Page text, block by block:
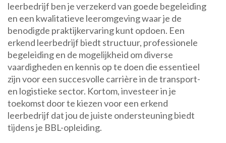
leerbedrijf ben je verzekerd van goede begeleiding
en een kwalitatieve leeromgeving waar je de
benodigde praktijkervaring kunt opdoen. Een
erkend leerbedrijf biedt structuur, professionele
begeleiding en de mogelijkheid om diverse
vaardigheden en kennis op te doen die essentieel
zijn voor een succesvolle carrière in de transport-
en logistieke sector. Kortom, investeer in je
toekomst door te kiezen voor een erkend
leerbedrijf dat jou de juiste ondersteuning biedt
tijdens je BBL-opleiding.